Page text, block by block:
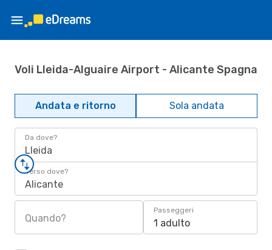
Voli Lleida-Alguaire Airport - Alicante Spagna
Andata e ritorno Sola andata
Da dove?
Lleida
Verso dove?
Alicante
Quando?
Passeggeri
1 adulto